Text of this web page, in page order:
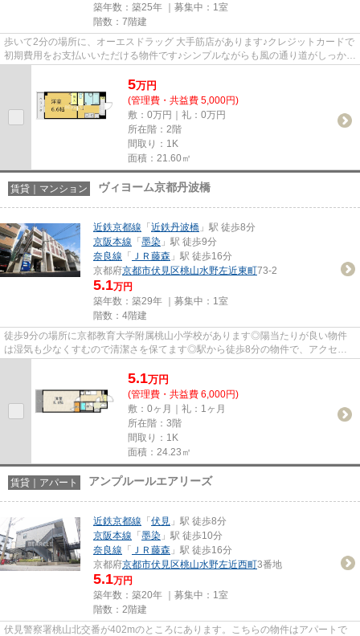
築年数：築25年 ｜募集中： 1室
階数：7階建
歩いて2分の場所に、オーエスドラッグ 大手筋店があります♪クレジットカードで
初期費用をお支払いいただける物件です♪シンプルながらも風の通り道がしっかり
5万円
(管理費・共益費 5,000円)
敷：0万円｜礼：0万円
所在階：2階
間取り：1K
面積：21.60㎡
賃貸｜マンション ヴィヨーム京都丹波橋
近鉄京都線 「 近鉄丹波橋 」駅 徒歩8分
京阪本線 「 墨染 」駅 徒歩9分
奈良線 「 ＪＲ藤森 」駅 徒歩16分
京都府京都市伏見区桃山水野左近東町73-2
5.1万円
築年数：築29年 ｜募集中： 1室
階数：4階建
徒歩9分の場所に京都教育大学附属桃山小学校があります◎陽当たりが良い物件
は湿気も少なくすむので清潔さを保てます◎駅から徒歩8分の物件で、アクセス
5.1万円
(管理費・共益費 6,000円)
敷：0ヶ月｜礼：1ヶ月
所在階：3階
間取り：1K
面積：24.23㎡
賃貸｜アパート アンプルールエアリーズ
近鉄京都線 「 伏見 」駅 徒歩8分
京阪本線 「 墨染 」駅 徒歩10分
奈良線 「 ＪＲ藤森 」駅 徒歩16分
京都府京都市伏見区桃山水野左近西町3番地
5.1万円
築年数：築20年 ｜募集中： 1室
階数：2階建
伏見警察署桃山北交番が402mのところにあります。こちらの物件はアパートで